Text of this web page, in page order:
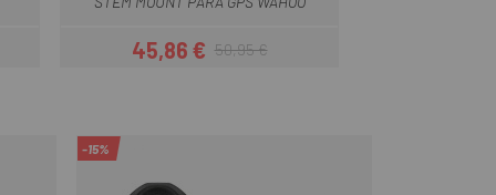
Prezzo
45,86 €Prezzo base
50,95 €
-15%